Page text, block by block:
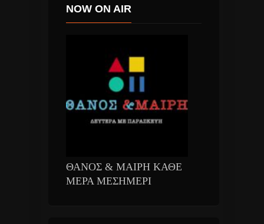
NOW ON AIR
ΘΑΝΟΣ & ΜΑΙΡΗ ΚΑΘΕ
ΜΕΡΑ ΜΕΣΗΜΕΡΙ